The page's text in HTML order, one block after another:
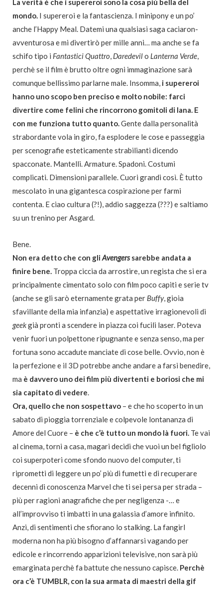
mondo. I supereroi e la fantascienza. I minipony e un po’
anche l’Happy Meal. Datemi una qualsiasi saga caciaron-
avventurosa e mi divertirò per mille anni… ma anche se fa
schifo tipo i Fantastici Quattro Daredevilo Lanterna Verde
perchè se il film è brutto oltre ogni immaginazione sarà
comunque bellissimo parlarne male. Insomma, i supereroi
hanno uno scopo ben preciso e molto nobile: farci
divertire come felini che rincorrono gomitoli di lana. E
con me funziona tutto quanto. Gente dalla personalità
strabordante vola in giro, fa esplodere le cose e passeggia
per scenografie esteticamente strabilianti dicendo
spacconate. Mantelli. Armature. Spadoni. Costumi
complicati. Dimensioni parallele. Cuori grandi così. È tutto
mescolato in una gigantesca cospirazione per farmi
contenta. E ciao cultura (?!), addio saggezza (???) e saltiamo
su un trenino per Asgard.
Bene.
Non era detto che con gli Avengerssarebbe andata a
finire bene. Troppa ciccia da arrostire, un regista che si era
principalmente cimentato solo con film poco capiti e serie tv
(anche se gli sarò eternamente grata per Buffy, gioia
sfavillante della mia infanzia) e aspettative irragionevoli di
geekgià pronti a scendere in piazza coi fucili laser. Poteva
venir fuori un polpettone ripugnante e senza senso, ma per
fortuna sono accadute manciate di cose belle. Ovvio, non è
la perfezione e il 3D potrebbe anche andare a farsi benedire,
ma è davvero uno dei film più divertenti e boriosi che mi
sia capitato di vedere
Ora, quello che non sospettavo – e che ho scoperto in un
sabato di pioggia torrenziale e colpevole lontananza di
Amore del Cuore – è che c’è tutto un mondo là fuori. Te vai
al cinema, torni a casa, magari decidi che vuoi un bel figliolo
coi superpoteri come sfondo nuovo del computer, ti
riprometti di leggere un po’ più di fumetti e di recuperare
decenni di conoscenza Marvel che ti sei persa per strada –
più per ragioni anagrafiche che per negligenza -… e
all’improvviso ti imbatti in una galassia d’amore infinito.
Anzi, di sentimenti che sfiorano lo stalking. La fangirl
moderna non ha più bisogno d’affannarsi vagando per
edicole e rincorrendo apparizioni televisive, non sarà più
emarginata perchè fa battute che nessuno capisce. Perchè
ora c’è TUMBLR, con la sua armata di maestri della gif